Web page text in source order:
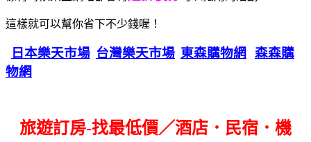
這樣就可以幫你省下不少錢喔！
日本樂天市場 台灣樂天市場 東森購物網
森森購
物網
旅遊訂房-找最低價／酒店．民宿．機